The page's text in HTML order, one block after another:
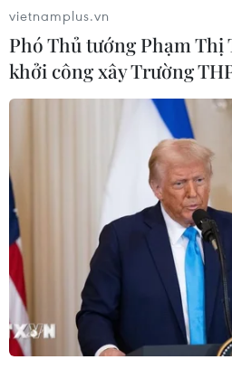
TIN CÙNG CHUYÊN MỤC
vietnamplus.vn
Phó Thủ tướng Phạm Thị
khởi công xây Trường